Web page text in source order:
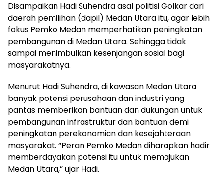
Disampaikan Hadi Suhendra asal politisi Golkar dari
daerah pemilihan (dapil) Medan Utara itu, agar lebih
fokus Pemko Medan memperhatikan peningkatan
pembangunan di Medan Utara. Sehingga tidak
sampai menimbulkan kesenjangan sosial bagi
masyarakatnya.
Menurut Hadi Suhendra, di kawasan Medan Utara
banyak potensi perusahaan dan industri yang
pantas memberikan bantuan dan dukungan untuk
pembangunan infrastruktur dan bantuan demi
peningkatan perekonomian dan kesejahteraan
masyarakat. “Peran Pemko Medan diharapkan hadir
memberdayakan potensi itu untuk memajukan
Medan Utara,” ujar Hadi.